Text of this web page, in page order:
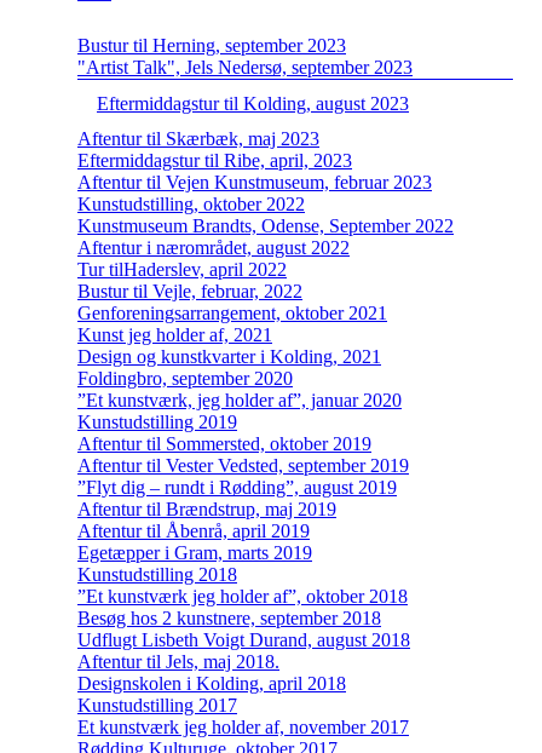
Bustur til Herning, september 2023
"Artist Talk", Jels Nedersø, september 2023
Eftermiddagstur til Kolding, august 2023
Aftentur til Skærbæk, maj 2023
Eftermiddagstur til Ribe, april, 2023
Aftentur til Vejen Kunstmuseum, februar 2023
Kunstudstilling, oktober 2022
Kunstmuseum Brandts, Odense, September 2022
Aftentur i nærområdet, august 2022
Tur tilHaderslev, april 2022
Bustur til Vejle, februar, 2022
Genforeningsarrangement, oktober 2021
Kunst jeg holder af, 2021
Design og kunstkvarter i Kolding, 2021
Foldingbro, september 2020
”Et kunstværk, jeg holder af”, januar 2020
Kunstudstilling 2019
Aftentur til Sommersted, oktober 2019
Aftentur til Vester Vedsted, september 2019
”Flyt dig – rundt i Rødding”, august 2019
Aftentur til Brændstrup, maj 2019
Aftentur til Åbenrå, april 2019
Egetæpper i Gram, marts 2019
Kunstudstilling 2018
”Et kunstværk jeg holder af”, oktober 2018
Besøg hos 2 kunstnere, september 2018
Udflugt Lisbeth Voigt Durand, august 2018
Aftentur til Jels, maj 2018.
Designskolen i Kolding, april 2018
Kunstudstilling 2017
Et kunstværk jeg holder af, november 2017
Rødding Kulturuge, oktober 2017